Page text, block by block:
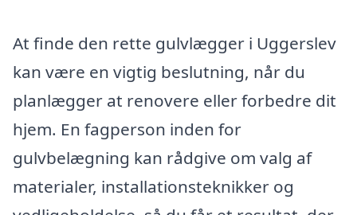
At finde den rette gulvlægger i Uggerslev
kan være en vigtig beslutning, når du
planlægger at renovere eller forbedre dit
hjem. En fagperson inden for
gulvbelægning kan rådgive om valg af
materialer, installationsteknikker og